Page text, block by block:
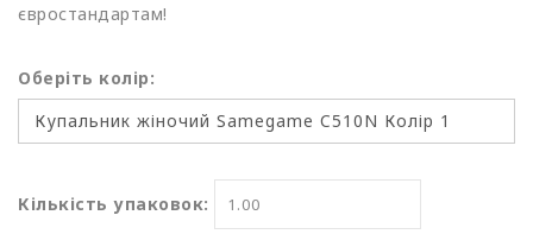
євростандартам!
Оберіть колір:
Кількість упаковок: